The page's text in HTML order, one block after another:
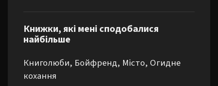
Книжки, які мені сподобалися
найбільше
Книголюби, Бойфренд, Місто, Огидне
кохання